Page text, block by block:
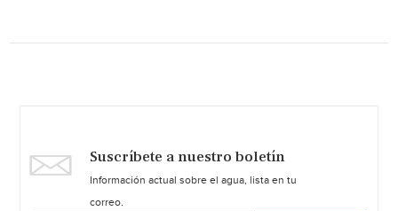
Suscríbete a nuestro boletín
Información actual sobre el agua, lista en tu
correo.